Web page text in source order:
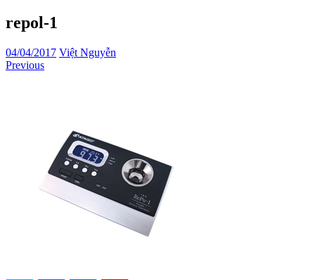
repol-1
04/04/2017 Việt Nguyễn
Previous